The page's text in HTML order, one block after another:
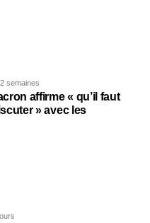
2 semaines
affirme « qu’il faut
» avec les